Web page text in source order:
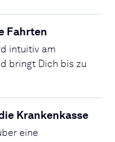
Fahrten
intuitiv am
bringt Dich bis zu
Krankenkasse
eine